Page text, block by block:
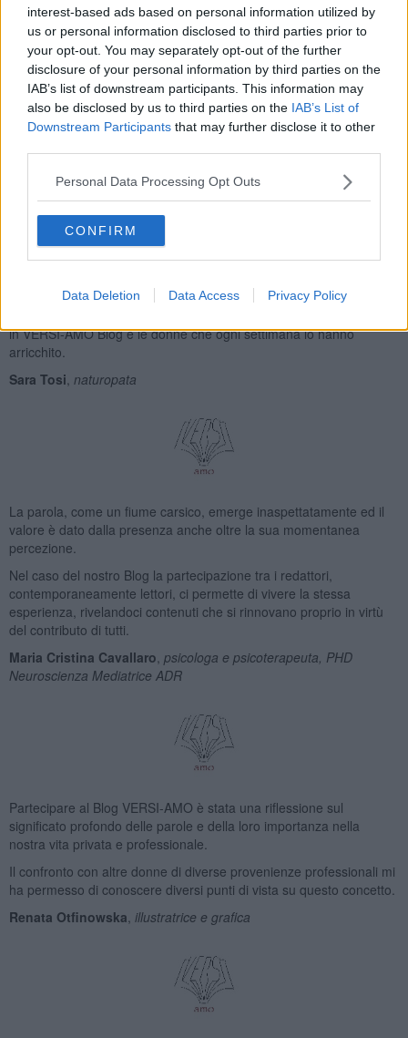
interest-based ads based on personal information utilized by
us or personal information disclosed to third parties prior to
your opt-out. You may separately opt-out of the further
disclosure of your personal information by third parties on the
IAB’s list of downstream participants. This information may
also be disclosed by us to third parties on the IAB’s List of
Downstream Participants that may further disclose it to other
Personal Data Processing Opt Outs
CONFIRM
Data Deletion Data Access Privacy Policy
Trasformare in parole le immagini, i sentimenti e quello che mi
attraversa quando sono in natura, tra gli elementi, il bosco e gli
lingue dispongono di parole che racchiudono l’essenza dei
sentimenti che nascono dal contatto, la connessione e la
contemplazione della natura. Una parola che ho amato lo scorso
mese, durante le camminate meditative che organizzo, è stata
Mono No Aware, una parola Giapponese che parla del “pathos”
particolare l’evanescenza della bellezza dei fiori di ciliegio. Oggi
in VERSI-AMO Blog e le donne che ogni settimana lo hanno
arricchito.
Sara Tosi naturopata
La parola, come un fiume carsico, emerge inaspettatamente ed il
valore è dato dalla presenza anche oltre la sua momentanea
percezione.
Nel caso del nostro Blog la partecipazione tra i redattori,
contemporaneamente lettori, ci permette di vivere la stessa
esperienza, rivelandoci contenuti che si rinnovano proprio in virtù
del contributo di tutti.
Maria Cristina Cavallaro psicologa e psicoterapeuta, PHD
Neuroscienza Mediatrice ADR
Partecipare al Blog VERSI-AMO è stata una riflessione sul
significato profondo delle parole e della loro importanza nella
nostra vita privata e professionale.
Il confronto con altre donne di diverse provenienze professionali mi
ha permesso di conoscere diversi punti di vista su questo concetto.
Renata Otfinowska illustratrice e grafica